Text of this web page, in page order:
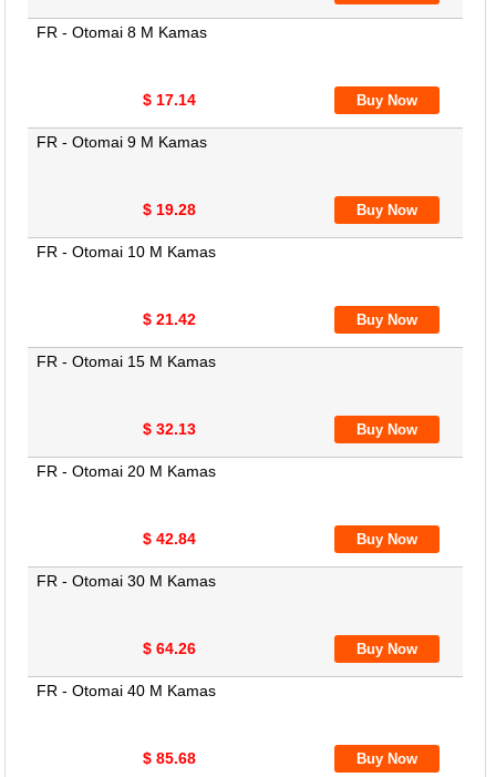
FR - Otomai 8 M Kamas
$ 17.14
FR - Otomai 9 M Kamas
$ 19.28
FR - Otomai 10 M Kamas
$ 21.42
FR - Otomai 15 M Kamas
$ 32.13
FR - Otomai 20 M Kamas
$ 42.84
FR - Otomai 30 M Kamas
$ 64.26
FR - Otomai 40 M Kamas
$ 85.68